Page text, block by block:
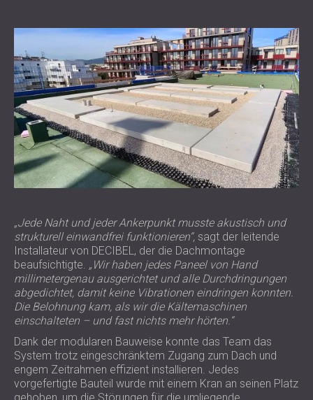
„Jede Naht und jeder Ankerpunkt musste akustisch und
strukturell einwandfrei funktionieren“, sagt der leitende
Installateur von DECIBEL, der die Dachmontage
beaufsichtigte. „Wir haben jedes Paneel von Hand
millimetergenau ausgerichtet und alle Durchdringungen
abgedichtet, damit keine Vibrationen eindringen konnten.
Die Belohnung kam, als wir die Kältemaschinen
einschalteten – und fast nichts mehr hörten.“
Dank der modularen Bauweise konnte das Team das
System trotz eingeschränktem Zugang zum Dach und
engem Zeitrahmen effizient installieren. Jedes
vorgefertigte Bauteil wurde mit einem Kran an seinen Platz